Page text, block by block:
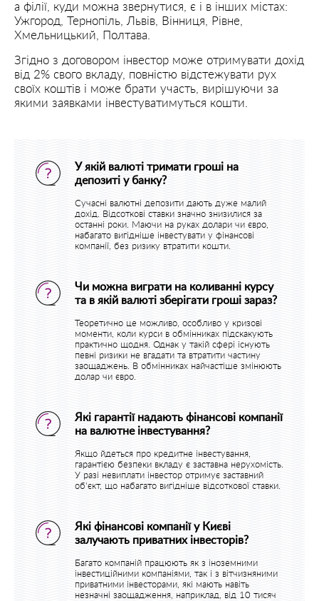
а філії, куди можна звернутися, є і в інших містах:
Ужгород, Тернопіль, Львів, Вінниця, Рівне,
Хмельницький, Полтава.
Згідно з договором інвестор може отримувати дохід
від 2% свого вкладу, повністю відстежувати рух
своїх коштів і може брати участь, вирішуючи за
якими заявками інвестуватимуться кошти.
У якій валюті тримати гроші на
депозиті у банку?
Сучасні валютні депозити дають дуже малий
дохід. Відсоткові ставки значно знизилися за
останні роки. Маючи на руках долари чи євро,
набагато вигідніше інвестувати у фінансові
компанії, без ризику втратити кошти.
Чи можна виграти на коливанні курсу
та в якій валюті зберігати гроші зараз?
Теоретично це можливо, особливо у кризові
моменти, коли курси в обмінниках підскакують
практично щодня. Однак у такій сфері існують
певні ризики не вгадати та втратити частину
заощаджень. В обмінниках найчастіше змінюють
долар чи євро.
Які гарантії надають фінансові компанії
на валютне інвестування?
Якщо йдеться про кредитне інвестування,
гарантією безпеки вкладу є заставна нерухомість.
У разі невиплати інвестор отримує заставний
об'єкт, що набагато вигідніше відсоткової ставки.
Які фінансові компанії у Києві
залучають приватних інвесторів?
Багато компаній працюють як з іноземними
інвестиційними компаніями, так і з вітчизняними
приватними інвесторами, які мають навіть
незначні заощадження, наприклад, від 10 тисяч